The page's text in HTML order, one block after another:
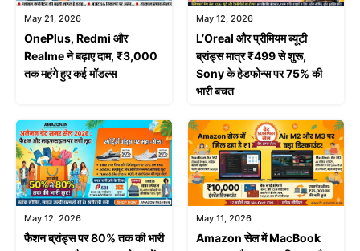
May 21, 2026
OnePlus, Redmi और
Realme ने बढ़ाए दाम, ₹3,000
तक महंगे हुए कई मॉडल्स
May 12, 2026
L’Oreal और प्रीमियम ब्यूटी
ब्रांड्स मात्र ₹499 से शुरू,
Sony के हेडफोन्स पर 75% की
भारी बचत
May 12, 2026
फैशन ब्रांड्स पर 80% तक की भारी
May 11, 2026
Amazon सेल में MacBook